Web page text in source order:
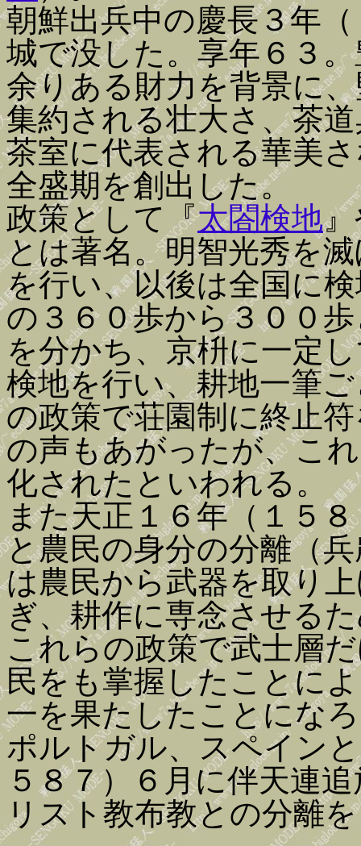
朝鮮出兵中の慶長３年
城で没した。享年６３
余りある財力を背景に
集約される壮大さ、茶
茶室に代表される華美
全盛期を創出した。
政策として『太閤検地
とは著名。明智光秀を
を行い、以後は全国に
の３６０歩から３００
を分かち、京枡に一定
検地を行い、耕地一筆
の政策で荘園制に終止
の声もあがったが、こ
化されたといわれる。
また天正１６年（１５
と農民の身分の分離（
は農民から武器を取り
ぎ、耕作に専念させる
これらの政策で武士層
民をも掌握したことに
一を果たしたことにな
ポルトガル、スペイン
５８７）６月に伴天連
リスト教布教との分離